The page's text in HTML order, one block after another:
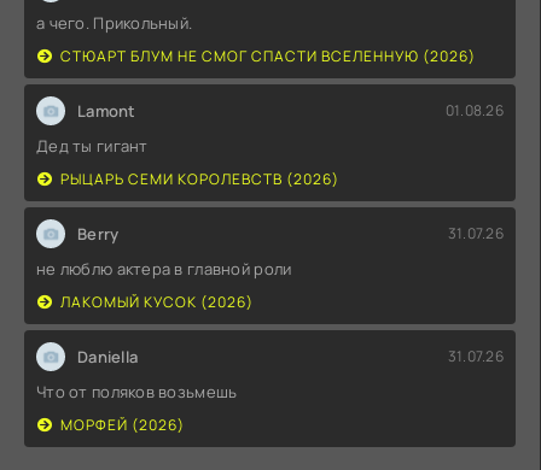
а чего. Прикольный.
СТЮАРТ БЛУМ НЕ СМОГ СПАСТИ ВСЕЛЕННУЮ (2026)
Lamont 01.08.26
Дед ты гигант
РЫЦАРЬ СЕМИ КОРОЛЕВСТВ (2026)
Berry 31.07.26
не люблю актера в главной роли
ЛАКОМЫЙ КУСОК (2026)
Daniella 31.07.26
Что от поляков возьмешь
МОРФЕЙ (2026)